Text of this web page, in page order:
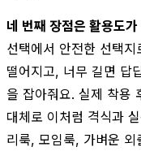
네 번째 장점은 활용도
선택에서 안전한 선택
떨어지고, 너무 길면 답
을 잡아줘요. 실제 착용
대체로 이처럼 격식과
리룩, 모임룩, 가벼운 외